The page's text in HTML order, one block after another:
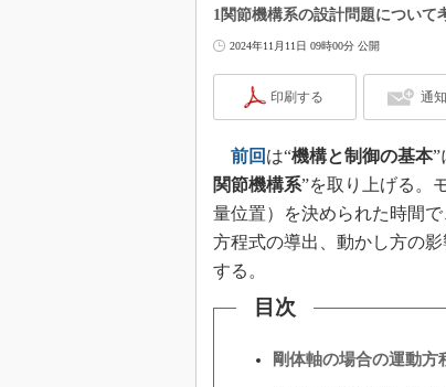
1関節機構系の設計問題について
2024年11月11日 09時00分 公開
印刷する 通
前回 は“機構と制御の基本”
関節機構系”を取り上げる。
量位置）を決められた時間
方程式の導出、動かし方の
する。
目次
剛体軸の場合の運動方